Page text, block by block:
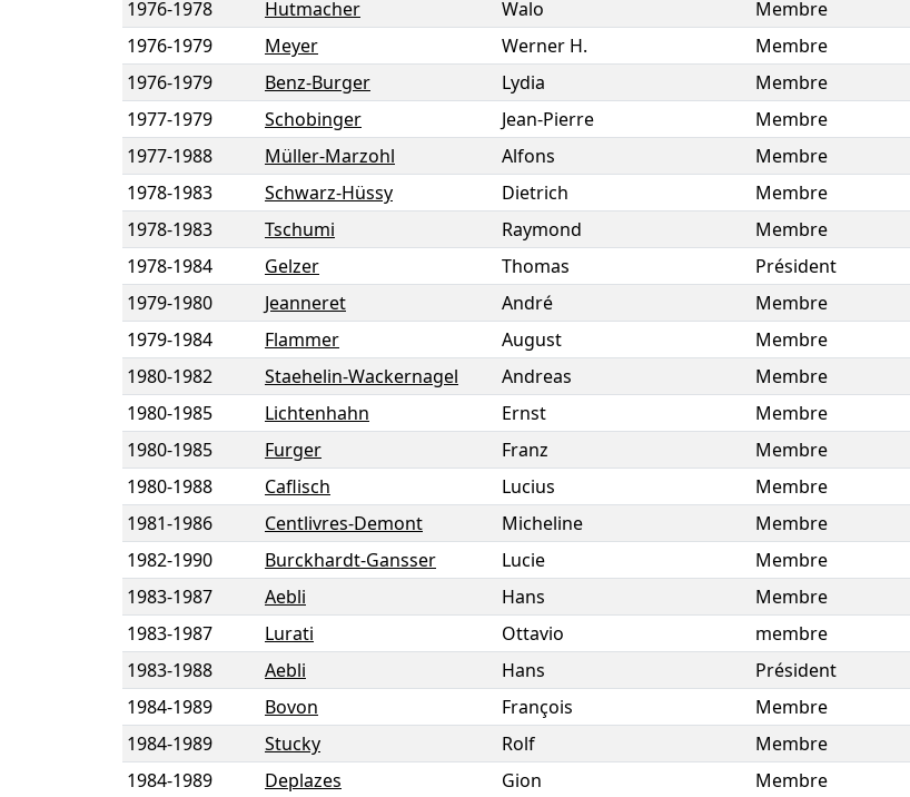
1976-1978 Hutmacher Walo Membre
1976-1979 Meyer Werner H. Membre
1976-1979 Benz-Burger Lydia Membre
1977-1979 Schobinger Jean-Pierre Membre
1977-1988 Müller-Marzohl Alfons Membre
1978-1983 Schwarz-Hüssy Dietrich Membre
1978-1983 Tschumi Raymond Membre
1978-1984 Gelzer Thomas Président
1979-1980 Jeanneret André Membre
1979-1984 Flammer August Membre
1980-1982 Staehelin-Wackernagel Andreas Membre
1980-1985 Lichtenhahn Ernst Membre
1980-1985 Furger Franz Membre
1980-1988 Caflisch Lucius Membre
1981-1986 Centlivres-Demont Micheline Membre
1982-1990 Burckhardt-Gansser Lucie Membre
1983-1987 Aebli Hans Membre
1983-1987 Lurati Ottavio membre
1983-1988 Aebli Hans Président
1984-1989 Bovon François Membre
1984-1989 Stucky Rolf Membre
1984-1989 Deplazes Gion Membre